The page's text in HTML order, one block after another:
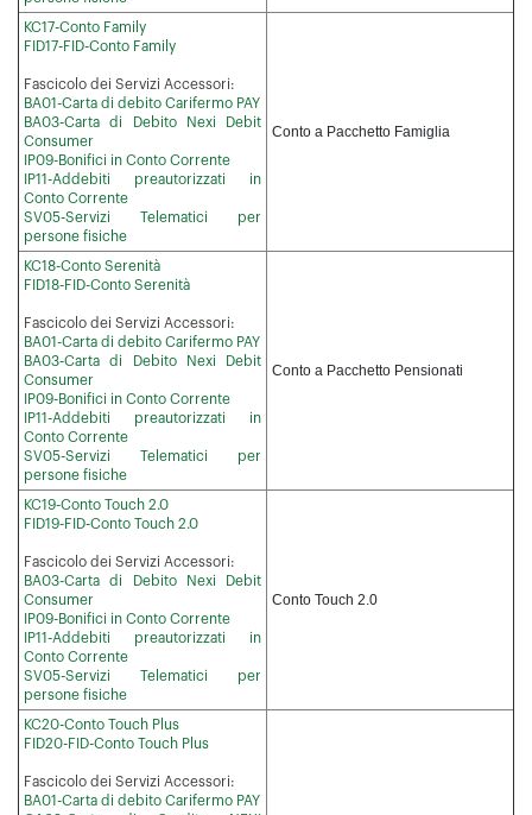
KC17-Conto Family
FID17-FID-Conto Family
Fascicolo dei Servizi Accessori:
BA01-Carta di debito Carifermo PAY
BA03-Carta di Debito Nexi Debit
Consumer
IP09-Bonifici in Conto Corrente
IP11-Addebiti preautorizzati in
Conto Corrente
SV05-Servizi Telematici per
persone fisiche
Conto a Pacchetto Famiglia
KC18-Conto Serenità
FID18-FID-Conto Serenità
Fascicolo dei Servizi Accessori:
BA01-Carta di debito Carifermo PAY
BA03-Carta di Debito Nexi Debit
Consumer
IP09-Bonifici in Conto Corrente
IP11-Addebiti preautorizzati in
Conto Corrente
SV05-Servizi Telematici per
persone fisiche
Conto a Pacchetto Pensionati
KC19-Conto Touch 2.0
FID19-FID-Conto Touch 2.0
Fascicolo dei Servizi Accessori:
BA03-Carta di Debito Nexi Debit
Consumer
IP09-Bonifici in Conto Corrente
IP11-Addebiti preautorizzati in
Conto Corrente
SV05-Servizi Telematici per
persone fisiche
Conto Touch 2.0
KC20-Conto Touch Plus
FID20-FID-Conto Touch Plus
Fascicolo dei Servizi Accessori:
BA01-Carta di debito Carifermo PAY